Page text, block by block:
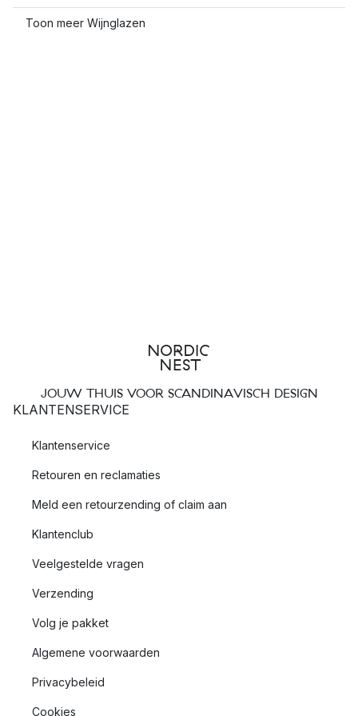
Toon meer Wijnglazen
JOUW THUIS VOOR SCANDINAVISCH DESIGN
KLANTENSERVICE
Klantenservice
Retouren en reclamaties
Meld een retourzending of claim aan
Klantenclub
Veelgestelde vragen
Verzending
Volg je pakket
Algemene voorwaarden
Privacybeleid
Cookies